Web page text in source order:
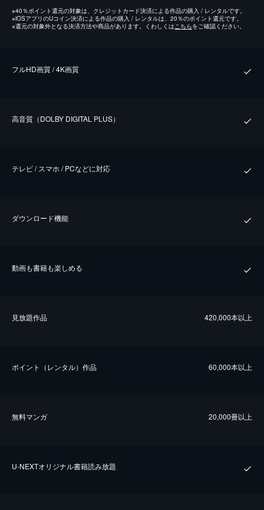
※40％ポイント還元の対象は、クレジットカード決済による作品の購入 / レンタルです。
※iOSアプリのUコイン決済による作品の購入 / レンタルは、20％のポイント還元です。
※還元の対象外となる決済方法や商品があります。くわしくはこちらをご確認ください。
フルHD画質 / 4K画質
⾼⾳質（DOLBY DIGITAL PLUS）
テレビ / スマホ / PCなどに対応
ダウンロード機能
動画も書籍も楽しめる
⾒放題作品 420,000本以上
ポイント（レンタル）作品 60,000本以上
無料マンガ 20,000冊以上
U-NEXTオリジナル書籍読み放題